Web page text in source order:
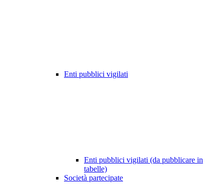
Enti pubblici vigilati
Enti pubblici vigilati (da pubblicare in
tabelle)
Società partecipate